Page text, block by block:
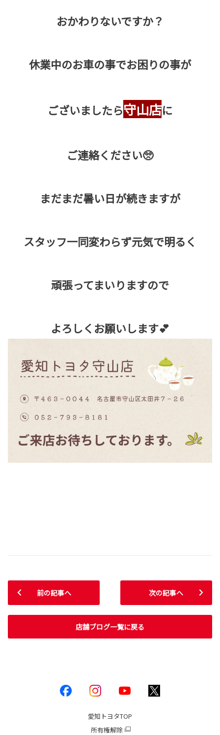
おかわりないですか？
休業中のお車の事でお困りの事が
ございましたら守山店に
ご連絡ください🥺
まだまだ暑い日が続きますが
スタッフ一同変わらず元気で明るく
頑張ってまいりますので
よろしくお願いします💕
前の記事へ
店舗ブログ一覧に戻る
次の記事へ
愛知トヨタTOP
所有権解除